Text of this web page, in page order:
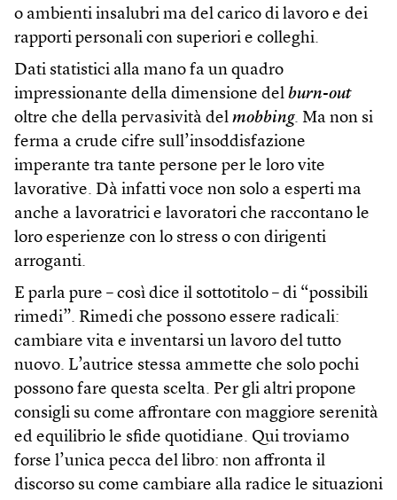
o ambienti insalubri ma del carico di lavoro e dei
rapporti personali con superiori e colleghi.
Dati statistici alla mano fa un quadro
impressionante della dimensione del burn-out
oltre che della pervasività del mobbing. Ma non si
ferma a crude cifre sull’insoddisfazione
imperante tra tante persone per le loro vite
lavorative. Dà infatti voce non solo a esperti ma
anche a lavoratrici e lavoratori che raccontano le
loro esperienze con lo stress o con dirigenti
arroganti.
E parla pure – così dice il sottotitolo – di “possibili
rimedi”. Rimedi che possono essere radicali:
cambiare vita e inventarsi un lavoro del tutto
nuovo. L’autrice stessa ammette che solo pochi
possono fare questa scelta. Per gli altri propone
consigli su come affrontare con maggiore serenità
ed equilibrio le sfide quotidiane. Qui troviamo
forse l’unica pecca del libro: non affronta il
discorso su come cambiare alla radice le situazioni